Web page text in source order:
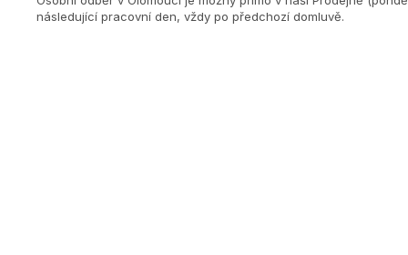
následující pracovní den, vždy po předchozí domluvě.